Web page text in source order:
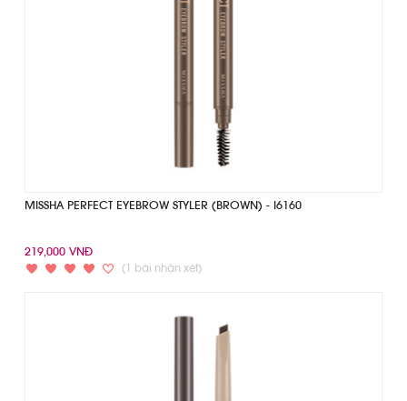
MISSHA PERFECT EYEBROW STYLER (BROWN) - I6160
219,000 VNĐ
(1 bài nhận xét)